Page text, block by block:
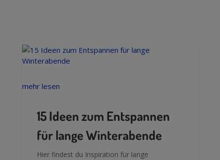
mehr lesen
15 Ideen zum Entspannen
für lange Winterabende
Hier findest du Inspiration für lange